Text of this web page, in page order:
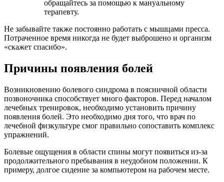
обращайтесь за помощью к мануальному
терапевту.
Не забывайте также постоянно работать с мышцами пресса.
Потраченное время никогда не будет выброшено и организм
«скажет спасибо».
Причины появления болей
Возникновению болевого синдрома в поясничной области
позвоночника способствует много факторов. Перед началом
лечебных тренировок, необходимо установить причину
появления болей. Это необходимо дня того, что врач по
лечебной физкультуре смог правильно сопоставить комплекс
упражнений.
Болевые ощущения в области спины могут появиться из-за
продолжительного пребывания в неудобном положении. К
примеру, долгое сидение за компьютером на рабочем месте.